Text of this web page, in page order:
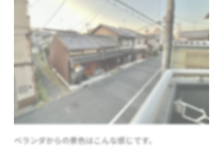
ベランダからの景色はこんな感じです。